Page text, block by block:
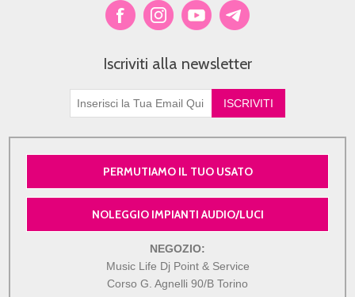
Iscriviti alla newsletter
PERMUTIAMO IL TUO USATO
NOLEGGIO IMPIANTI AUDIO/LUCI
NEGOZIO:
Music Life Dj Point & Service
Corso G. Agnelli 90/B Torino